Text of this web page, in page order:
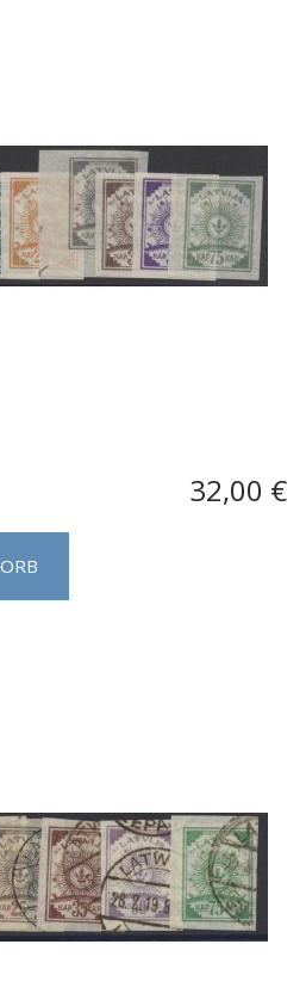
32,00 €